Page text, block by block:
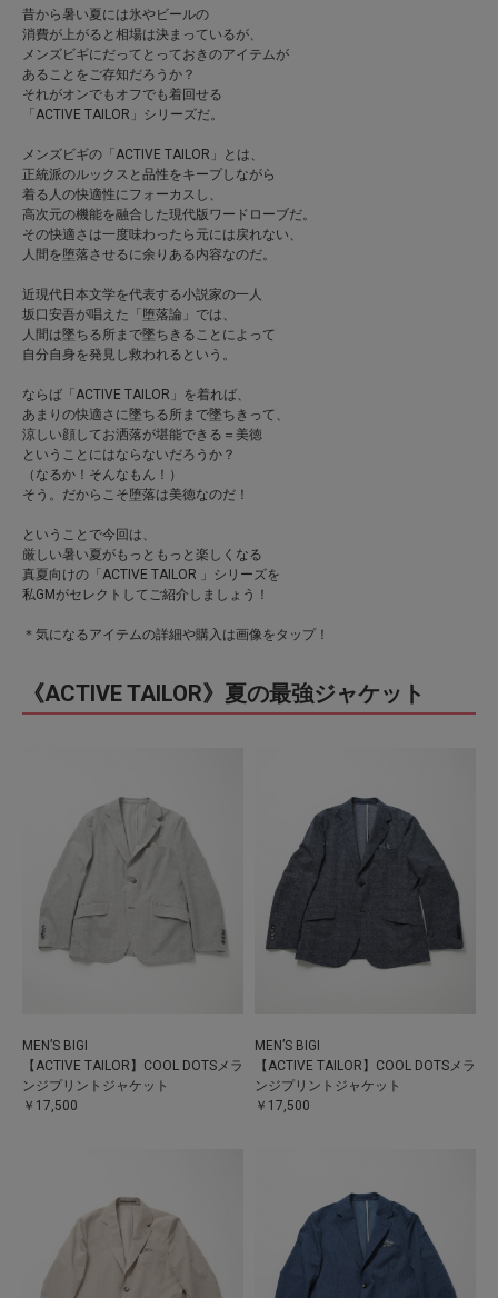
昔から暑い夏には氷やビールの
消費が上がると相場は決まっているが、
メンズビギにだってとっておきのアイテムが
あることをご存知だろうか？
それがオンでもオフでも着回せる
「ACTIVE TAILOR」シリーズだ。
メンズビギの「ACTIVE TAILOR」とは、
正統派のルックスと品性をキープしながら
着る人の快適性にフォーカスし、
高次元の機能を融合した現代版ワードローブだ。
その快適さは一度味わったら元には戻れない、
人間を堕落させるに余りある内容なのだ。
近現代日本文学を代表する小説家の一人
坂口安吾が唱えた「堕落論」では、
人間は墜ちる所まで墜ちきることによって
自分自身を発見し救われるという。
ならば「ACTIVE TAILOR」を着れば、
あまりの快適さに墜ちる所まで墜ちきって、
涼しい顔してお洒落が堪能できる＝美徳
ということにはならないだろうか？
（なるか！そんなもん！）
そう。だからこそ堕落は美徳なのだ！
ということで今回は、
厳しい暑い夏がもっともっと楽しくなる
真夏向けの「ACTIVE TAILOR 」シリーズを
私GMがセレクトしてご紹介しましょう！
＊気になるアイテムの詳細や購入は画像をタップ！
《ACTIVE TAILOR》夏の最強ジャケット
MEN’S BIGI
【ACTIVE TAILOR】COOL DOTSメラ
ンジプリントジャケット
￥17,500
MEN’S BIGI
【ACTIVE TAILOR】COOL DOTSメラ
ンジプリントジャケット
￥17,500